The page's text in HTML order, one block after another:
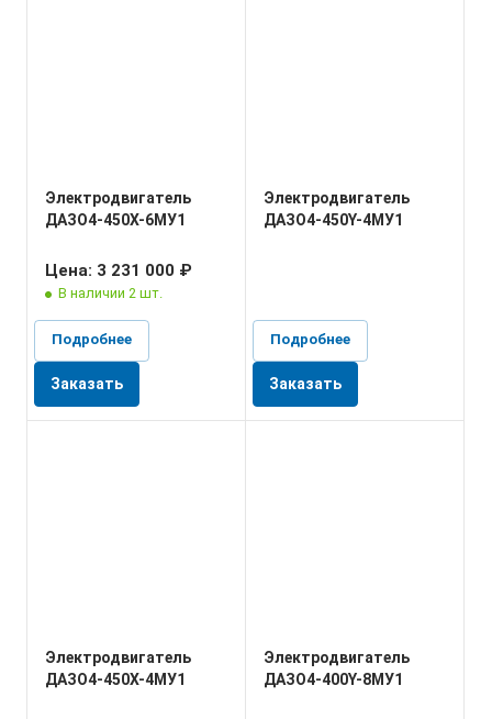
Электродвигатель
ДАЗО4-450X-6МУ1
Цена: 3 231 000 ₽
В наличии 2 шт.
Подробнее
Заказать
Электродвигатель
ДАЗО4-450Y-4МУ1
Подробнее
Заказать
Электродвигатель
ДАЗО4-450X-4МУ1
Электродвигатель
ДАЗО4-400Y-8МУ1